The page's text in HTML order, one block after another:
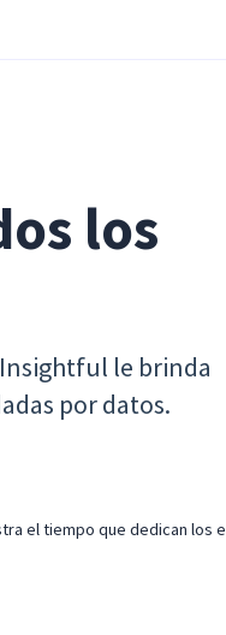
los
le brinda
por datos.